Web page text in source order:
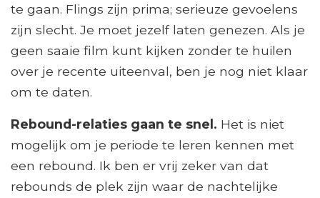
te gaan. Flings zijn prima; serieuze gevoelens
zijn slecht. Je moet jezelf laten genezen. Als je
geen saaie film kunt kijken zonder te huilen
over je recente uiteenval, ben je nog niet klaar
om te daten.
Rebound-relaties gaan te snel. Het is niet
mogelijk om je periode te leren kennen met
een rebound. Ik ben er vrij zeker van dat
rebounds de plek zijn waar de nachtelijke